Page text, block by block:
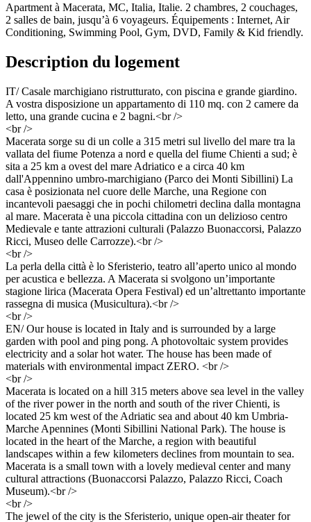
Apartment à Macerata, MC, Italia, Italie. 2 chambres, 2 couchages,
2 salles de bain, jusqu’à 6 voyageurs. Équipements : Internet, Air
Conditioning, Swimming Pool, Gym, DVD, Family & Kid friendly.
Description du logement
IT/ Casale marchigiano ristrutturato, con piscina e grande giardino.
A vostra disposizione un appartamento di 110 mq. con 2 camere da
letto, una grande cucina e 2 bagni.<br />
<br />
Macerata sorge su di un colle a 315 metri sul livello del mare tra la
vallata del fiume Potenza a nord e quella del fiume Chienti a sud; è
sita a 25 km a ovest del mare Adriatico e a circa 40 km
dall'Appennino umbro-marchigiano (Parco dei Monti Sibillini) La
casa è posizionata nel cuore delle Marche, una Regione con
incantevoli paesaggi che in pochi chilometri declina dalla montagna
al mare. Macerata è una piccola cittadina con un delizioso centro
Medievale e tante attrazioni culturali (Palazzo Buonaccorsi, Palazzo
Ricci, Museo delle Carrozze).<br />
<br />
La perla della città è lo Sferisterio, teatro all’aperto unico al mondo
per acustica e bellezza. A Macerata si svolgono un’importante
stagione lirica (Macerata Opera Festival) ed un’altrettanto importante
rassegna di musica (Musicultura).<br />
<br />
EN/ Our house is located in Italy and is surrounded by a large
garden with pool and ping pong. A photovoltaic system provides
electricity and a solar hot water. The house has been made ​​of
materials with environmental impact ZERO. <br />
<br />
Macerata is located on a hill 315 meters above sea level in the valley
of the river power in the north and south of the river Chienti, is
located 25 km west of the Adriatic sea and about 40 km Umbria-
Marche Apennines (Monti Sibillini National Park). The house is
located in the heart of the Marche, a region with beautiful
landscapes within a few kilometers declines from mountain to sea.
Macerata is a small town with a lovely medieval center and many
cultural attractions (Buonaccorsi Palazzo, Palazzo Ricci, Coach
Museum).<br />
<br />
The jewel of the city is the Sferisterio, unique open-air theater for